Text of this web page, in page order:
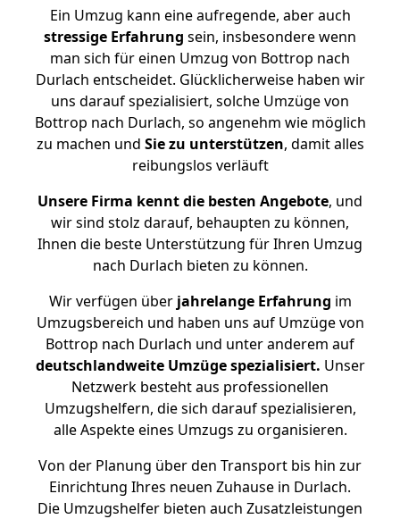
Ein Umzug kann eine aufregende, aber auch
stressige Erfahrung sein, insbesondere wenn
man sich für einen Umzug von Bottrop nach
Durlach entscheidet. Glücklicherweise haben wir
uns darauf spezialisiert, solche Umzüge von
Bottrop nach Durlach, so angenehm wie möglich
zu machen und Sie zu unterstützen, damit alles
reibungslos verläuft
Unsere Firma kennt die besten Angebote, und
wir sind stolz darauf, behaupten zu können,
Ihnen die beste Unterstützung für Ihren Umzug
nach Durlach bieten zu können.
Wir verfügen überjahrelange Erfahrung im
Umzugsbereich und haben uns auf Umzüge von
Bottrop nach Durlach und unter anderem auf
deutschlandweite Umzüge spezialisiert. Unser
Netzwerk besteht aus professionellen
Umzugshelfern, die sich darauf spezialisieren,
alle Aspekte eines Umzugs zu organisieren.
Von der Planung über den Transport bis hin zur
Einrichtung Ihres neuen Zuhause in Durlach.
Die Umzugshelfer bieten auch Zusatzleistungen